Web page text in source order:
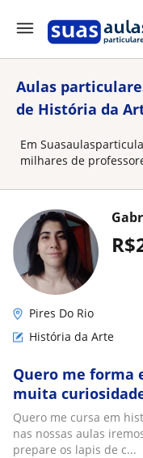
Aulas
de História da
Em
milhares de
Pires Do Rio
História da Arte
Quero me forma
muita
aprimorar meu
extra
Quero me cursa em
nas nossas aulas
prepare os lapis de c...